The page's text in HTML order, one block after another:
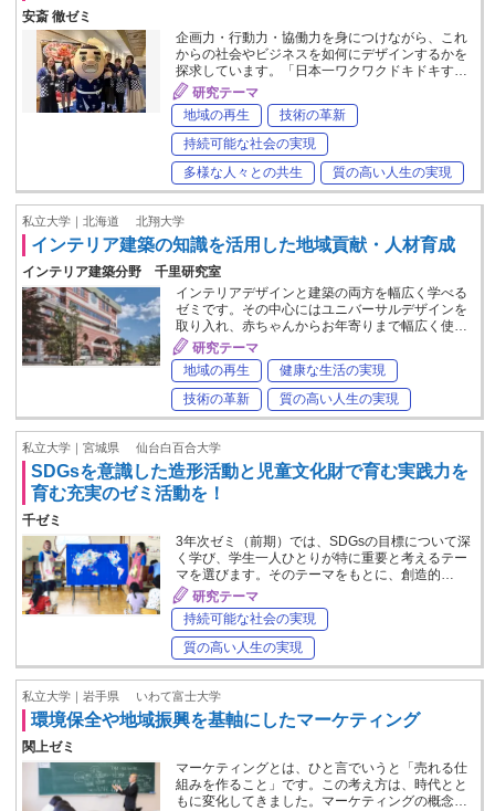
安斎 徹ゼミ
企画力・行動力・協働力を身につけながら、これ
からの社会やビジネスを如何にデザインするかを
探求しています。「日本一ワクワクドキドキす…
研究テーマ
地域の再生
技術の革新
持続可能な社会の実現
多様な人々との共生
質の高い人生の実現
私立大学｜北海道 北翔大学
インテリア建築の知識を活用した地域貢献・人材育成
インテリア建築分野 千里研究室
インテリアデザインと建築の両方を幅広く学べる
ゼミです。その中心にはユニバーサルデザインを
取り入れ、赤ちゃんからお年寄りまで幅広く使…
研究テーマ
地域の再生
健康な生活の実現
技術の革新
質の高い人生の実現
私立大学｜宮城県 仙台白百合大学
SDGsを意識した造形活動と児童文化財で育む実践力を
育む充実のゼミ活動を！
千ゼミ
3年次ゼミ（前期）では、SDGsの目標について深
く学び、学生一人ひとりが特に重要と考えるテー
マを選びます。そのテーマをもとに、創造的…
研究テーマ
持続可能な社会の実現
質の高い人生の実現
私立大学｜岩手県 いわて富士大学
環境保全や地域振興を基軸にしたマーケティング
関上ゼミ
マーケティングとは、ひと言でいうと「売れる仕
組みを作ること」です。この考え方は、時代とと
もに変化してきました。マーケティングの概念…